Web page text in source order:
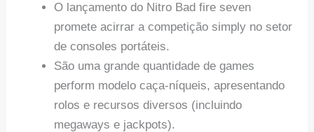
O lançamento do Nitro Bad fire seven
promete acirrar a competição simply no setor
de consoles portáteis.
São uma grande quantidade de games
perform modelo caça-níqueis, apresentando
rolos e recursos diversos (incluindo
megaways e jackpots).